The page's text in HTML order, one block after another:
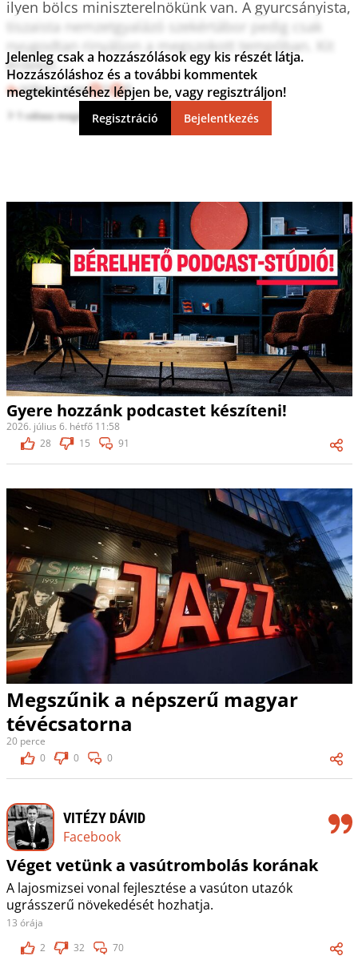
ilyen bölcs miniszterelnökünk van. A gyurcsányista,
tiszaista nemzetgyalázó szekértábor pedig csak
nyugodtan rinyáljon a megszokott tempóban. Kit
érdekel....
Válasz erre 1 0
1 válasz megtekintése
Jelenleg csak a hozzászólások egy kis részét látja.
Hozzászóláshoz és a további kommentek
megtekintéséhez lépjen be, vagy regisztráljon!
Regisztráció Bejelentkezés
Gyere hozzánk podcastet készíteni!
2026. július 6. hétfő 11:58
28
15 91
Megszűnik a népszerű magyar
tévécsatorna
20 perce
0
0 0
VITÉZY DÁVID
Facebook
Véget vetünk a vasútrombolás korának
A lajosmizsei vonal fejlesztése a vasúton utazók
ugrásszerű növekedését hozhatja.
13 órája
2
32 70